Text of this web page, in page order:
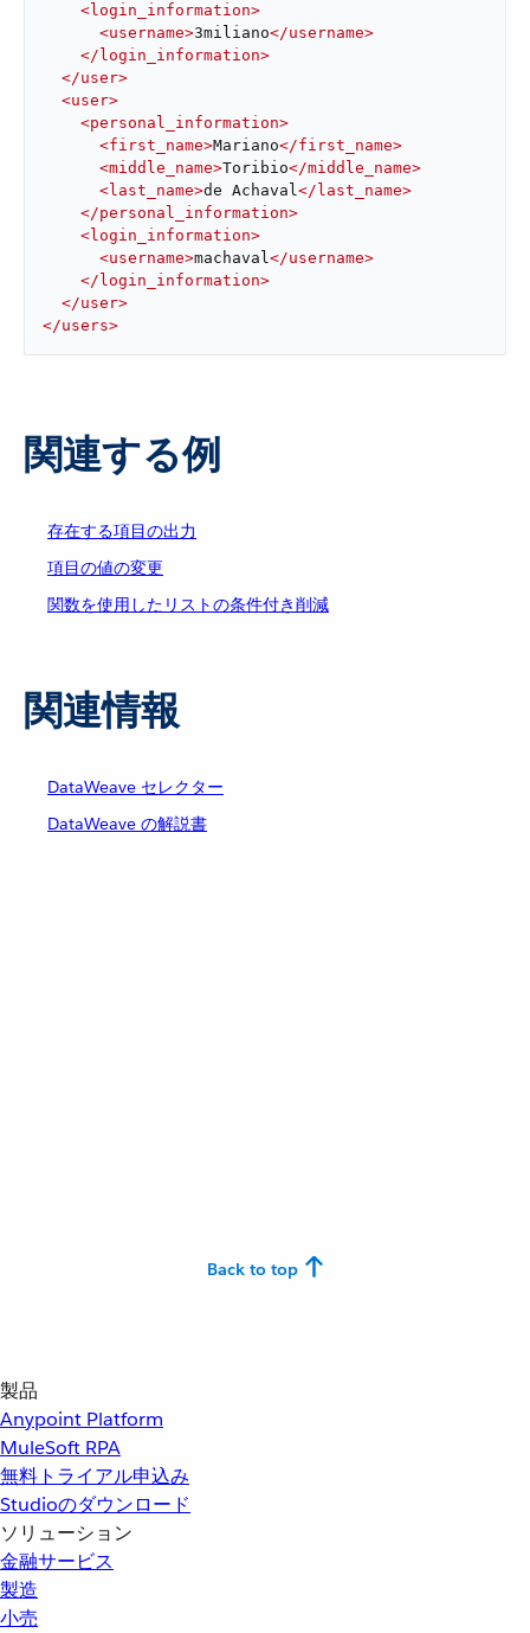
<login_information>
<username>3miliano</username>
</ login_information>
</user>
<user>
<personal_information>
<first_name>Mariano</first_name>
<middle_name>Toribio</middle_name>
<last_name>de Achaval</ last_name>
</personal_information>
<login_information>
<username>machaval</username>
</ login_information>
</user>
</users>
関連する例
存在する項目の出力
項目の値の変更
関数を使用したリストの条件付き削減
関連情報
DataWeave セレクター
DataWeave の解説書
Back to top
製品
Anypoint Platform
MuleSoft RPA
無料トライアル申込み
Studioのダウンロード
ソリューション
金融サービス
製造
小売